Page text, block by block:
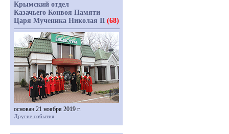
Крымский отдел
Казачьего Конвоя Памяти
Царя Мученика Николая II (68)
основан 21 ноября 2019 г.
Другие события